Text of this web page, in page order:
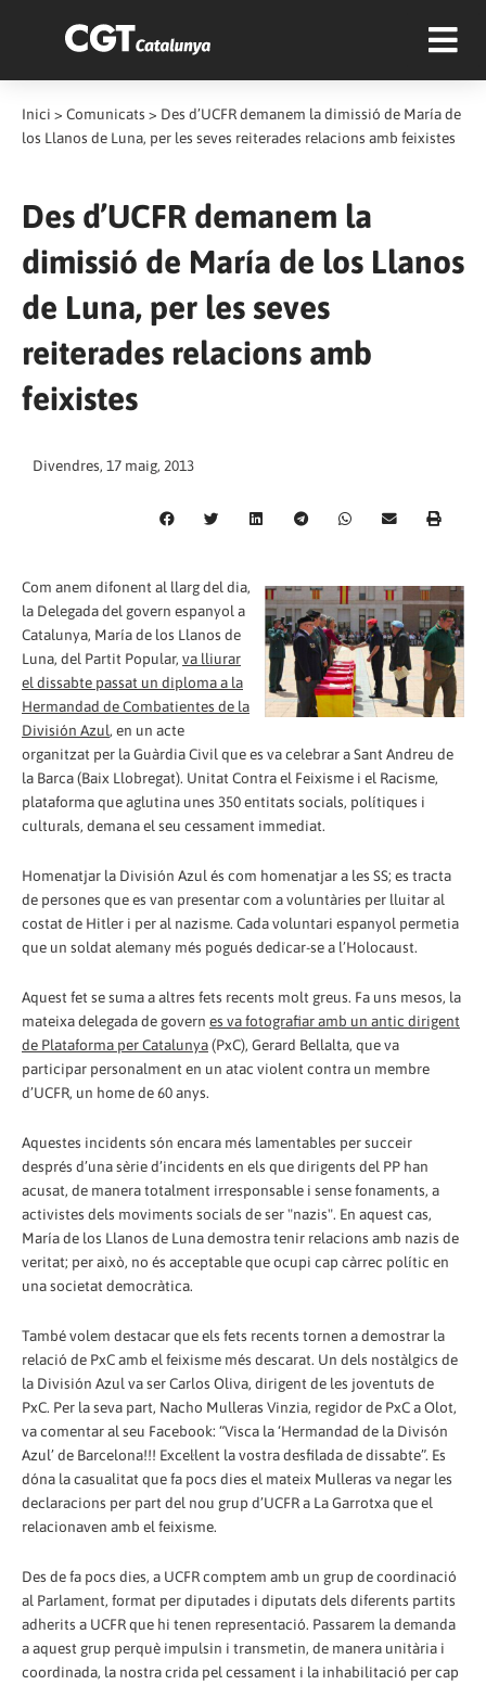
Inici > Comunicats > Des d’UCFR demanem la dimissió de María de
los Llanos de Luna, per les seves reiterades relacions amb feixistes
Des d’UCFR demanem la
dimissió de María de los Llanos
de Luna, per les seves
reiterades relacions amb
feixistes
Divendres, 17 maig, 2013
Com anem difonent al llarg del dia,
la Delegada del govern espanyol a
Catalunya, María de los Llanos de
Luna, del Partit Popular, va lliurar
el dissabte passat un diploma a la
Hermandad de Combatientes de la
División Azul, en un acte
organitzat per la Guàrdia Civil que es va celebrar a Sant Andreu de
la Barca (Baix Llobregat). Unitat Contra el Feixisme i el Racisme,
plataforma que aglutina unes 350 entitats socials, polítiques i
culturals, demana el seu cessament immediat.
Homenatjar la División Azul és com homenatjar a les SS; es tracta
de persones que es van presentar com a voluntàries per lluitar al
costat de Hitler i per al nazisme. Cada voluntari espanyol permetia
que un soldat alemany més pogués dedicar-se a l’Holocaust.
Aquest fet se suma a altres fets recents molt greus. Fa uns mesos, la
mateixa delegada de govern es va fotografiar amb un antic dirigent
de Plataforma per Catalunya(PxC), Gerard Bellalta, que va
participar personalment en un atac violent contra un membre
d’UCFR, un home de 60 anys.
Aquestes incidents són encara més lamentables per succeir
després d’una sèrie d’incidents en els que dirigents del PP han
acusat, de manera totalment irresponsable i sense fonaments, a
activistes dels moviments socials de ser "nazis". En aquest cas,
María de los Llanos de Luna demostra tenir relacions amb nazis de
veritat; per això, no és acceptable que ocupi cap càrrec polític en
una societat democràtica.
També volem destacar que els fets recents tornen a demostrar la
relació de PxC amb el feixisme més descarat. Un dels nostàlgics de
la División Azul va ser Carlos Oliva, dirigent de les joventuts de
PxC. Per la seva part, Nacho Mulleras Vinzia, regidor de PxC a Olot,
va comentar al seu Facebook: “Visca la ‘Hermandad de la Divisón
Azul’ de Barcelona!!! Excel·lent la vostra desfilada de dissabte”. Es
dóna la casualitat que fa pocs dies el mateix Mulleras va negar les
declaracions per part del nou grup d’UCFR a La Garrotxa que el
relacionaven amb el feixisme.
Des de fa pocs dies, a UCFR comptem amb un grup de coordinació
al Parlament, format per diputades i diputats dels diferents partits
adherits a UCFR que hi tenen representació. Passarem la demanda
a aquest grup perquè impulsin i transmetin, de manera unitària i
coordinada, la nostra crida pel cessament i la inhabilitació per cap